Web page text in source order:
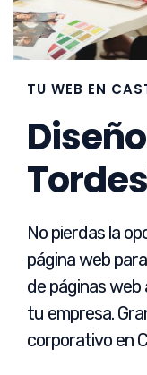
TU WEB EN
No pierdas la
página web
de páginas
tu empresa.
corporativo en